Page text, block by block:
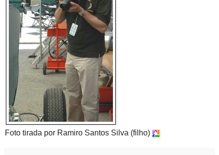
Foto tirada por Ramiro Santos Silva (filho)